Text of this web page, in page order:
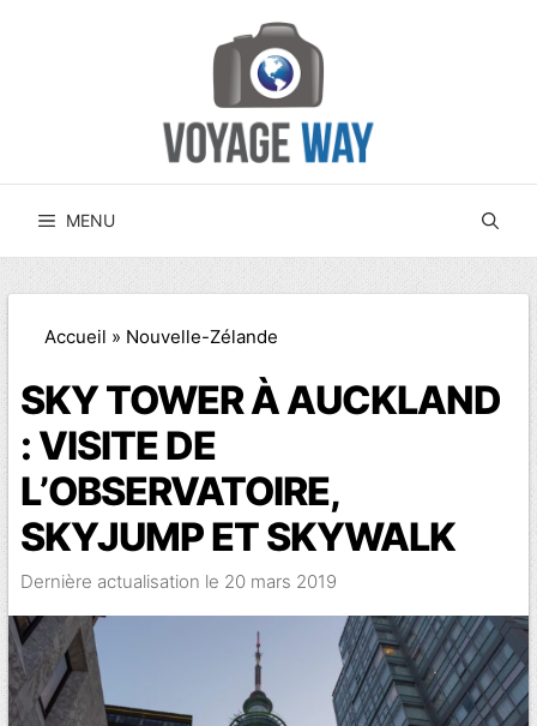
MENU
Accueil » Nouvelle-Zélande
SKY TOWER À AUCKLAND
: VISITE DE
L’OBSERVATOIRE,
SKYJUMP ET SKYWALK
20 mars 2019